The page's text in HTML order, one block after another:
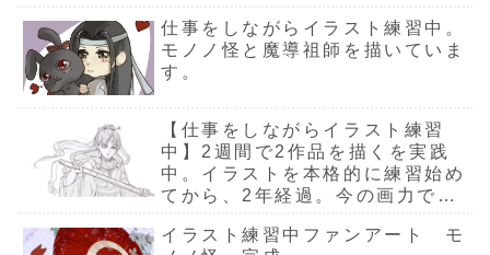
仕事をしながらイラスト練習中。
モノノ怪と魔導祖師を描いていま
す。
【仕事をしながらイラスト練習
中】2週間で2作品を描くを実践
中。イラストを本格的に練習始め
てから、2年経過。今の画力で2
た②ラフ～線画まで
イラスト練習中ファンアート モ